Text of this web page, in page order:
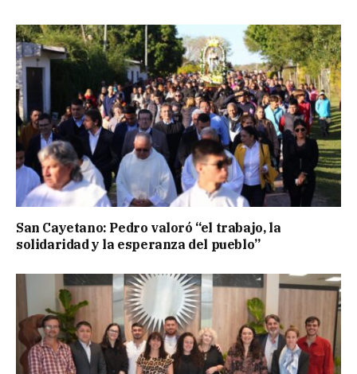
San Cayetano: Pedro valoró “el trabajo, la
solidaridad y la esperanza del pueblo”